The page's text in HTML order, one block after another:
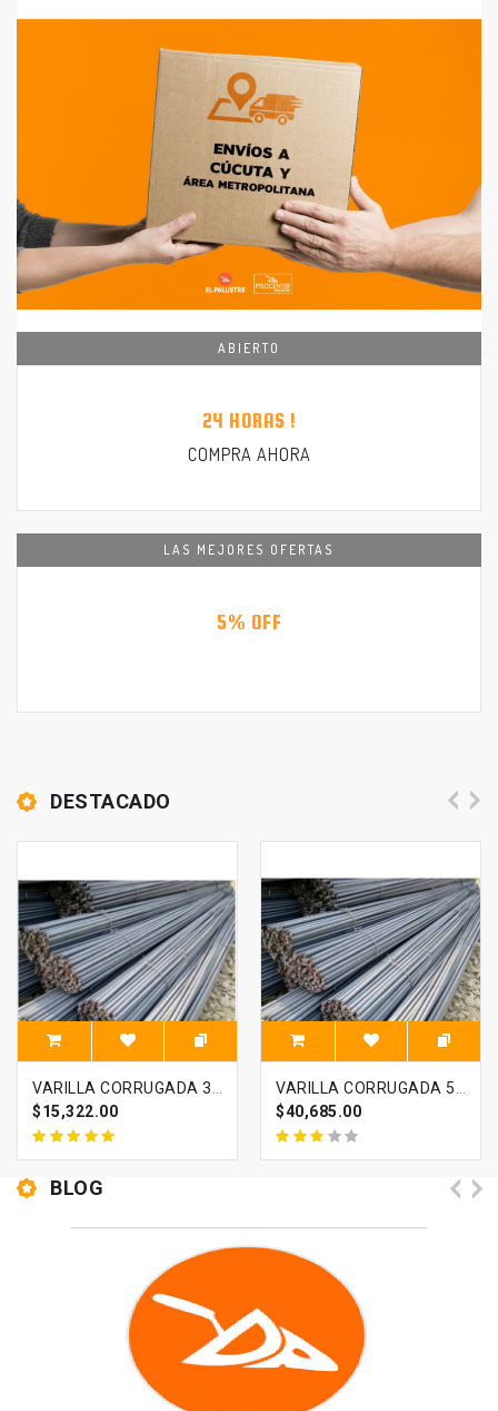
ABIERTO
24 HORAS !
COMPRA AHORA
LAS MEJORES OFERTAS
5% OFF
DESTACADO
$15,322.00
$40,685.00
BLOG